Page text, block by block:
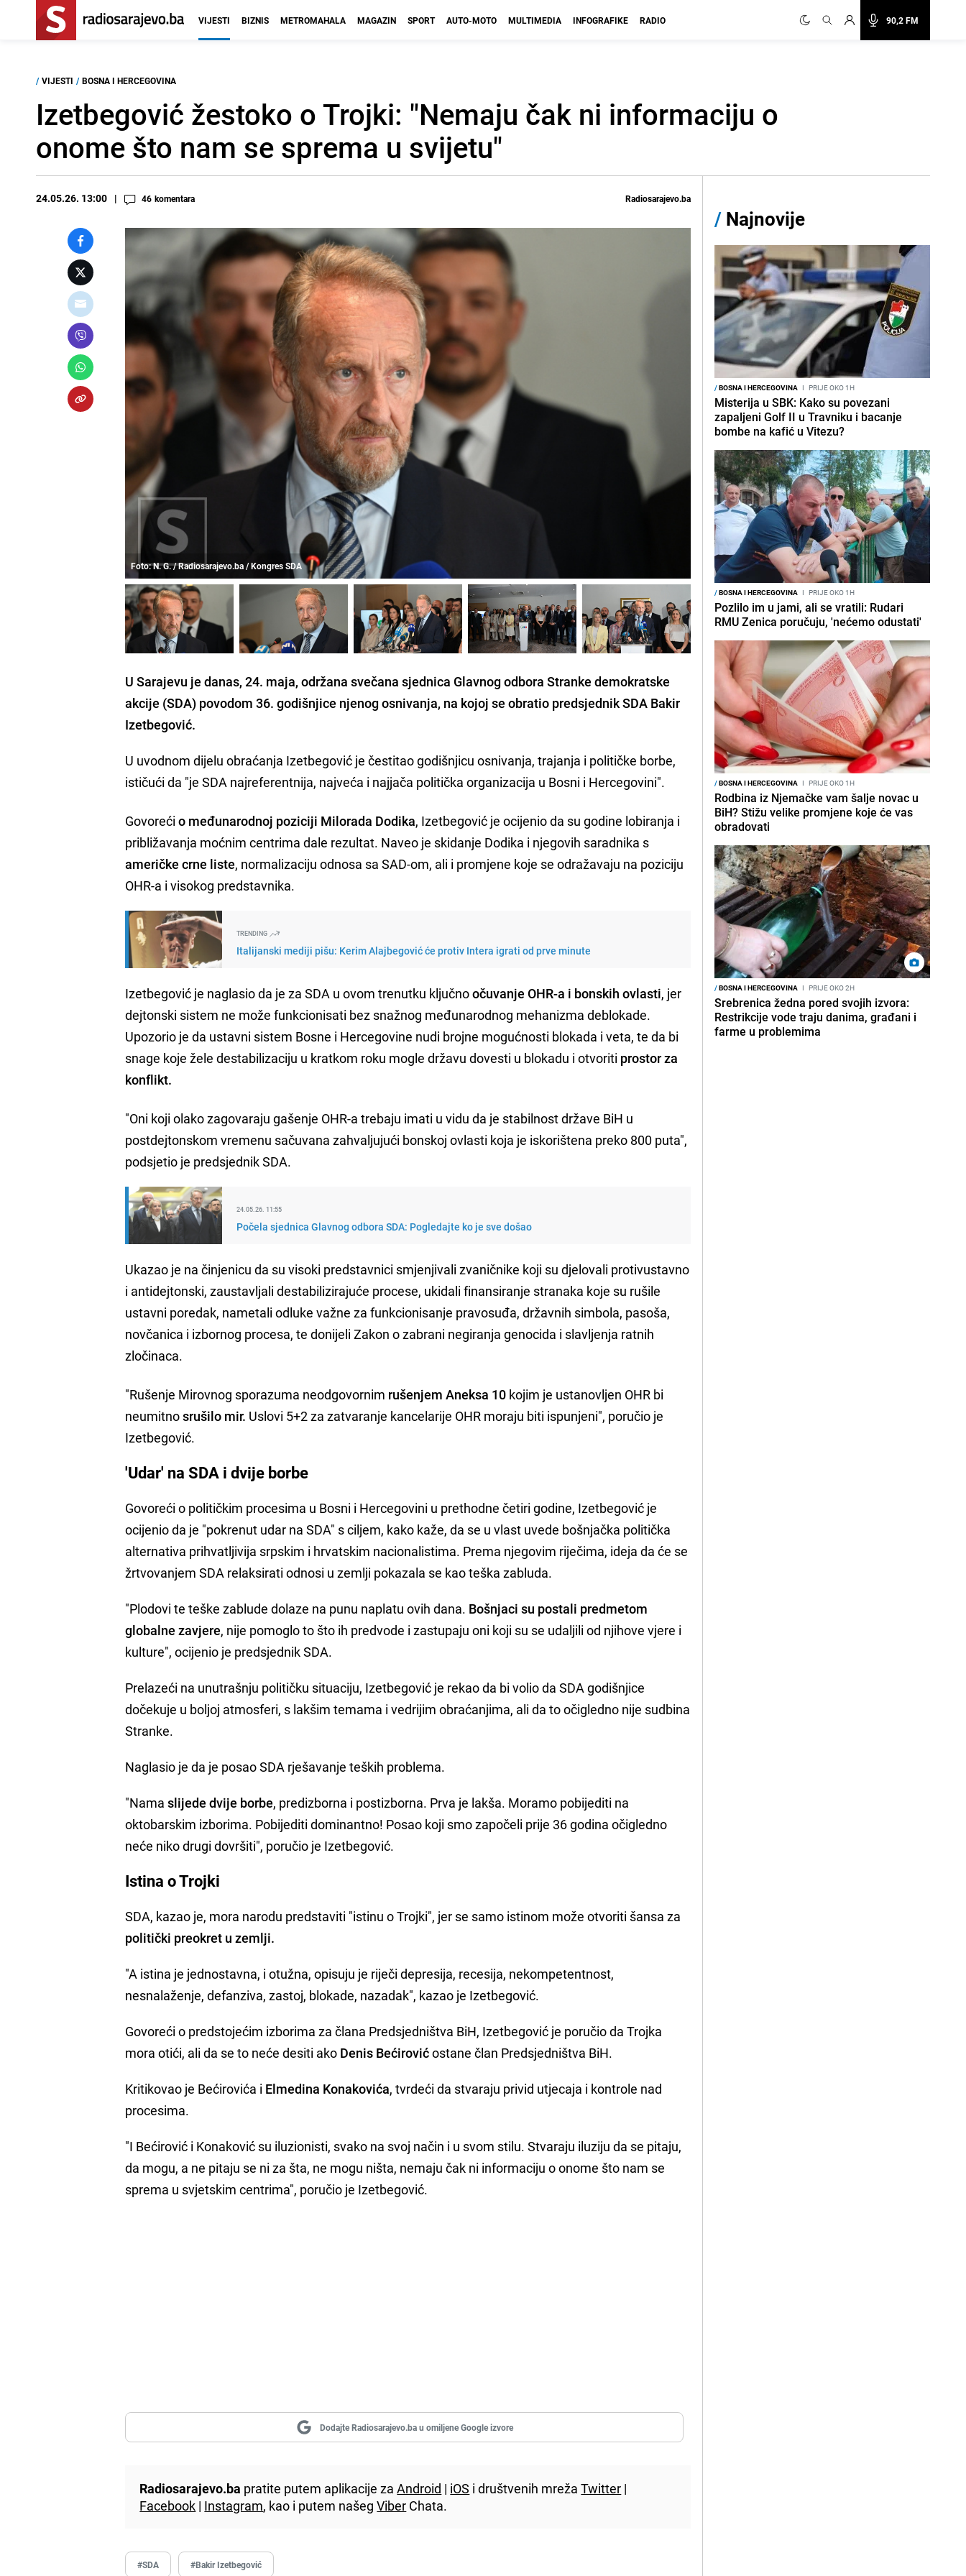
90,2 FM
VIJESTI BIZNIS METROMAHALA MAGAZIN SPORT AUTO-MOTO MULTIMEDIA INFOGRAFIKE RADIO
/ VIJESTI / BOSNA I HERCEGOVINA
Izetbegović žestoko o Trojki: "Nemaju čak ni informaciju o
onome što nam se sprema u svijetu"
24.05.26. 13:00 46 komentara Radiosarajevo.ba
Foto: N. G. / Radiosarajevo.ba / Kongres SDA
U Sarajevu je danas, 24. maja, održana svečana sjednica Glavnog odbora Stranke demokratske
akcije (SDA) povodom 36. godišnjice njenog osnivanja, na kojoj se obratio predsjednik SDA Bakir
Izetbegović.
U uvodnom dijelu obraćanja Izetbegović je čestitao godišnjicu osnivanja, trajanja i političke borbe,
ističući da "je SDA najreferentnija, najveća i najjača politička organizacija u Bosni i Hercegovini".
Govorećio međunarodnoj poziciji Milorada Dodika, Izetbegović je ocijenio da su godine lobiranja i
približavanja moćnim centrima dale rezultat. Naveo je skidanje Dodika i njegovih saradnika s
američke crne liste, normalizaciju odnosa sa SAD-om, ali i promjene koje se odražavaju na poziciju
OHR-a i visokog predstavnika.
TRENDING
Italijanski mediji pišu: Kerim Alajbegović će protiv Intera igrati od prve minute
Izetbegović je naglasio da je za SDA u ovom trenutku ključnoočuvanje OHR-a i bonskih ovlasti, jer
dejtonski sistem ne može funkcionisati bez snažnog međunarodnog mehanizma deblokade.
Upozorio je da ustavni sistem Bosne i Hercegovine nudi brojne mogućnosti blokada i veta, te da bi
snage koje žele destabilizaciju u kratkom roku mogle državu dovesti u blokadu i otvoriti prostor za
konflikt.
"Oni koji olako zagovaraju gašenje OHR-a trebaju imati u vidu da je stabilnost države BiH u
postdejtonskom vremenu sačuvana zahvaljujući bonskoj ovlasti koja je iskorištena preko 800 puta",
podsjetio je predsjednik SDA.
24.05.26. 11:55
Počela sjednica Glavnog odbora SDA: Pogledajte ko je sve došao
Ukazao je na činjenicu da su visoki predstavnici smjenjivali zvaničnike koji su djelovali protivustavno
i antidejtonski, zaustavljali destabilizirajuće procese, ukidali finansiranje stranaka koje su rušile
ustavni poredak, nametali odluke važne za funkcionisanje pravosuđa, državnih simbola, pasoša,
novčanica i izbornog procesa, te donijeli Zakon o zabrani negiranja genocida i slavljenja ratnih
zločinaca.
"Rušenje Mirovnog sporazuma neodgovornim rušenjem Aneksa 10 kojim je ustanovljen OHR bi
neumitnosrušilo mir. Uslovi 5+2 za zatvaranje kancelarije OHR moraju biti ispunjeni", poručio je
Izetbegović.
'Udar' na SDA i dvije borbe
Govoreći o političkim procesima u Bosni i Hercegovini u prethodne četiri godine, Izetbegović je
ocijenio da je "pokrenut udar na SDA" s ciljem, kako kaže, da se u vlast uvede bošnjačka politička
alternativa prihvatljivija srpskim i hrvatskim nacionalistima. Prema njegovim riječima, ideja da će se
žrtvovanjem SDA relaksirati odnosi u zemlji pokazala se kao teška zabluda.
"Plodovi te teške zablude dolaze na punu naplatu ovih dana. Bošnjaci su postali predmetom
globalne zavjere, nije pomoglo to što ih predvode i zastupaju oni koji su se udaljili od njihove vjere i
kulture", ocijenio je predsjednik SDA.
Prelazeći na unutrašnju političku situaciju, Izetbegović je rekao da bi volio da SDA godišnjice
dočekuje u boljoj atmosferi, s lakšim temama i vedrijim obraćanjima, ali da to očigledno nije sudbina
Stranke.
Naglasio je da je posao SDA rješavanje teških problema.
"Nama slijede dvije borbe, predizborna i postizborna. Prva je lakša. Moramo pobijediti na
oktobarskim izborima. Pobijediti dominantno! Posao koji smo započeli prije 36 godina očigledno
neće niko drugi dovršiti", poručio je Izetbegović.
Istina o Trojki
SDA, kazao je, mora narodu predstaviti "istinu o Trojki", jer se samo istinom može otvoriti šansa za
politički preokret u zemlji.
"A istina je jednostavna, i otužna, opisuju je riječi depresija, recesija, nekompetentnost,
nesnalaženje, defanziva, zastoj, blokade, nazadak", kazao je Izetbegović.
Govoreći o predstojećim izborima za člana Predsjedništva BiH, Izetbegović je poručio da Trojka
mora otići, ali da se to neće desiti ako Denis Bećirovićostane član Predsjedništva BiH.
Kritikovao je Bećirovića i Elmedina Konakovića, tvrdeći da stvaraju privid utjecaja i kontrole nad
procesima.
"I Bećirović i Konaković su iluzionisti, svako na svoj način i u svom stilu. Stvaraju iluziju da se pitaju,
da mogu, a ne pitaju se ni za šta, ne mogu ništa, nemaju čak ni informaciju o onome što nam se
sprema u svjetskim centrima", poručio je Izetbegović.
Dodajte Radiosarajevo.ba u omiljene Google izvore
Radiosarajevo.ba pratite putem aplikacije zaAndroid | iOS i društvenih mrežaTwitter |
Facebook | Instagram, kao i putem našegViber Chata.
#SDA #Bakir Izetbegović
/ Najnovije
/BOSNA I HERCEGOVINA I PRIJE OKO 1H
Misterija u SBK: Kako su povezani
zapaljeni Golf II u Travniku i bacanje
bombe na kafić u Vitezu?
/BOSNA I HERCEGOVINA I PRIJE OKO 1H
Pozlilo im u jami, ali se vratili: Rudari
RMU Zenica poručuju, 'nećemo odustati'
/BOSNA I HERCEGOVINA I PRIJE OKO 1H
Rodbina iz Njemačke vam šalje novac u
BiH? Stižu velike promjene koje će vas
obradovati
/BOSNA I HERCEGOVINA I PRIJE OKO 2H
Srebrenica žedna pored svojih izvora:
Restrikcije vode traju danima, građani i
farme u problemima